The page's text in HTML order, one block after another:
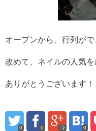
オープンから、行列が
改めて、ネイルの人気
ありがとうございます！
0 0 0